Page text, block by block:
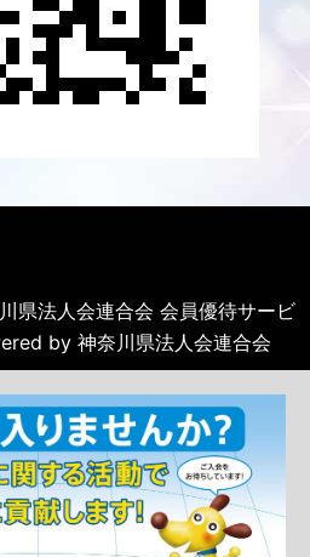
法人会連合会 会員優待サービ
by 神奈川県法人会連合会